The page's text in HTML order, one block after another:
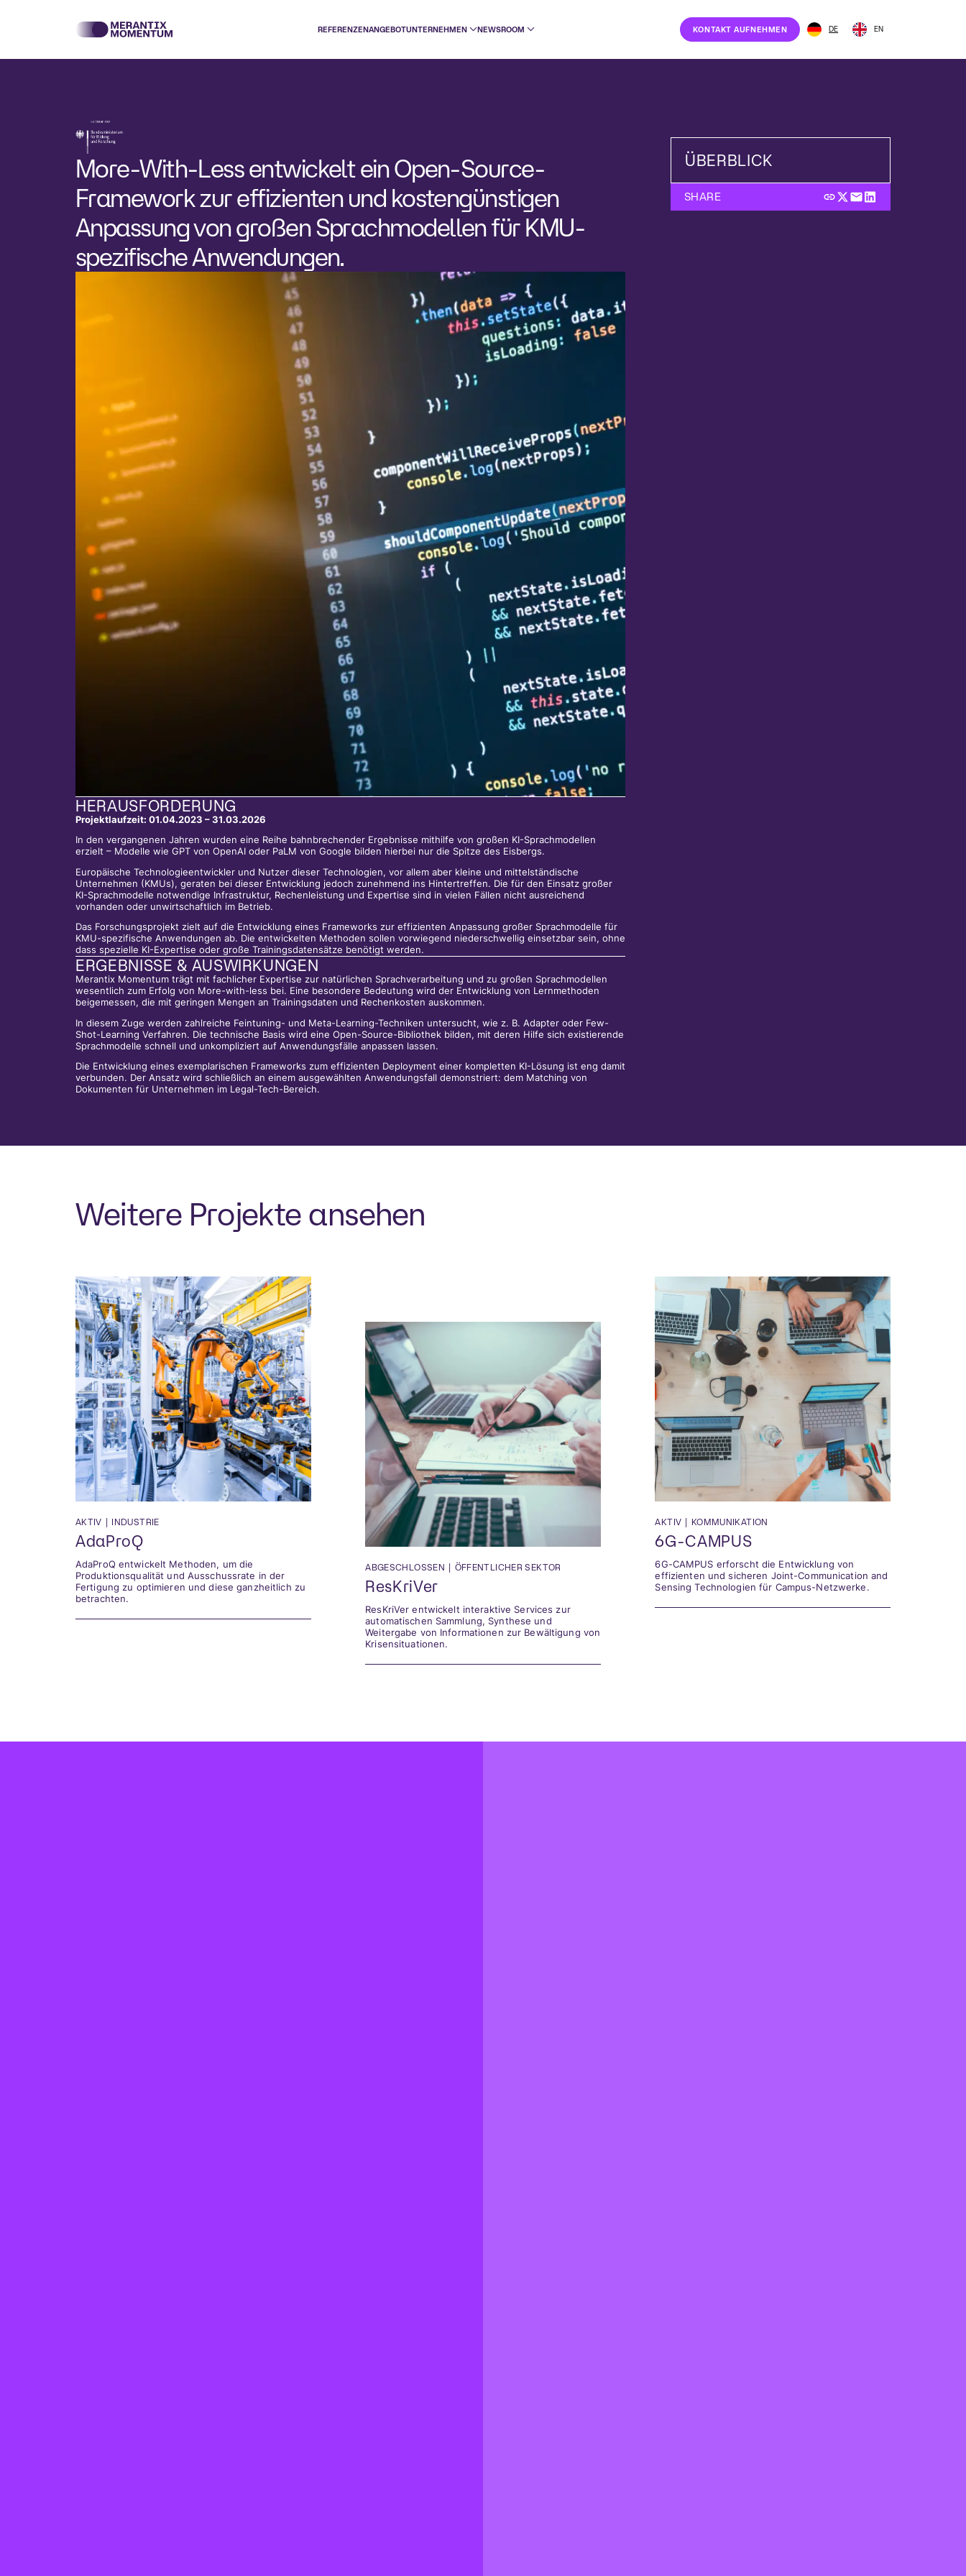
REFERENZENANGEBOTUNTERNEHMEN NEWSROOM KONTAKT AUFNEHMEN DE EN
More-With-Less entwickelt ein Open-Source-
Framework zur effizienten und kostengünstigen
Anpassung von großen Sprachmodellen für KMU-
spezifische Anwendungen.
HERAUSFORDERUNG
Projektlaufzeit: 01.04.2023 – 31.03.2026
In den vergangenen Jahren wurden eine Reihe bahnbrechender Ergebnisse mithilfe von großen KI-Sprachmodellen
erzielt – Modelle wie GPT von OpenAI oder PaLM von Google bilden hierbei nur die Spitze des Eisbergs.
Europäische Technologieentwickler und Nutzer dieser Technologien, vor allem aber kleine und mittelständische
Unternehmen (KMUs), geraten bei dieser Entwicklung jedoch zunehmend ins Hintertreffen. Die für den Einsatz großer
KI-Sprachmodelle notwendige Infrastruktur, Rechenleistung und Expertise sind in vielen Fällen nicht ausreichend
vorhanden oder unwirtschaftlich im Betrieb.
Das Forschungsprojekt zielt auf die Entwicklung eines Frameworks zur effizienten Anpassung großer Sprachmodelle für
KMU-spezifische Anwendungen ab. Die entwickelten Methoden sollen vorwiegend niederschwellig einsetzbar sein, ohne
dass spezielle KI-Expertise oder große Trainingsdatensätze benötigt werden.
ERGEBNISSE & AUSWIRKUNGEN
Merantix Momentum trägt mit fachlicher Expertise zur natürlichen Sprachverarbeitung und zu großen Sprachmodellen
wesentlich zum Erfolg von More-with-less bei. Eine besondere Bedeutung wird der Entwicklung von Lernmethoden
beigemessen, die mit geringen Mengen an Trainingsdaten und Rechenkosten auskommen.
In diesem Zuge werden zahlreiche Feintuning- und Meta-Learning-Techniken untersucht, wie z. B. Adapter oder Few-
Shot-Learning Verfahren. Die technische Basis wird eine Open-Source-Bibliothek bilden, mit deren Hilfe sich existierende
Sprachmodelle schnell und unkompliziert auf Anwendungsfälle anpassen lassen.
Die Entwicklung eines exemplarischen Frameworks zum effizienten Deployment einer kompletten KI-Lösung ist eng damit
verbunden. Der Ansatz wird schließlich an einem ausgewählten Anwendungsfall demonstriert: dem Matching von
Dokumenten für Unternehmen im Legal-Tech-Bereich.
ÜBERBLICK
SHARE
Weitere Projekte ansehen
AKTIV | INDUSTRIE
AdaProQ
AdaProQ entwickelt Methoden, um die
Produktionsqualität und Ausschussrate in der
Fertigung zu optimieren und diese ganzheitlich zu
betrachten.
ABGESCHLOSSEN | ÖFFENTLICHER SEKTOR
ResKriVer
ResKriVer entwickelt interaktive Services zur
automatischen Sammlung, Synthese und
Weitergabe von Informationen zur Bewältigung von
Krisensituationen.
AKTIV | KOMMUNIKATION
6G-CAMPUS
6G-CAMPUS erforscht die Entwicklung von
effizienten und sicheren Joint-Communication and
Sensing Technologien für Campus-Netzwerke.